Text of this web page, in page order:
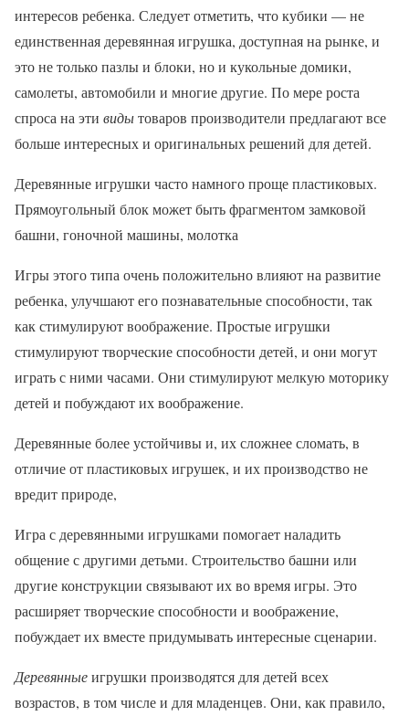
интересов ребенка. Следует отметить, что кубики — не
единственная деревянная игрушка, доступная на рынке, и
это не только пазлы и блоки, но и кукольные домики,
самолеты, автомобили и многие другие. По мере роста
спроса на эти видытоваров производители предлагают все
больше интересных и оригинальных решений для детей.
Деревянные игрушки часто намного проще пластиковых.
Прямоугольный блок может быть фрагментом замковой
башни, гоночной машины, молотка
Игры этого типа очень положительно влияют на развитие
ребенка, улучшают его познавательные способности, так
как стимулируют воображение. Простые игрушки
стимулируют творческие способности детей, и они могут
играть с ними часами. Они стимулируют мелкую моторику
детей и побуждают их воображение.
Деревянные более устойчивы и, их сложнее сломать, в
отличие от пластиковых игрушек, и их производство не
вредит природе,
Игра с деревянными игрушками помогает наладить
общение с другими детьми. Строительство башни или
другие конструкции связывают их во время игры. Это
расширяет творческие способности и воображение,
побуждает их вместе придумывать интересные сценарии.
Деревянныеигрушки производятся для детей всех
возрастов, в том числе и для младенцев. Они, как правило,